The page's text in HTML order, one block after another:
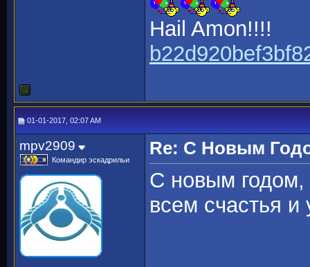
Hail Amon!!!!
01-01-2017, 02:07 AM
mpv2909
Командир эскадрильи
Re: С Новым
С новым
всем счастья и